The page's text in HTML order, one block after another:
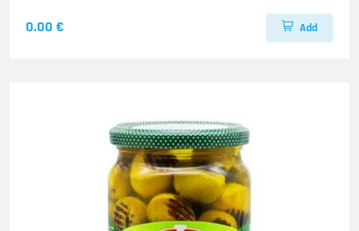
0.00 € Add